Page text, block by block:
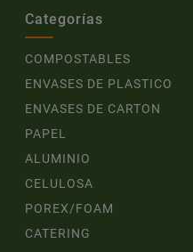
Categorías
COMPOSTABLES
ENVASES DE PLASTICO
ENVASES DE CARTON
PAPEL
ALUMINIO
CELULOSA
POREX/FOAM
CATERING